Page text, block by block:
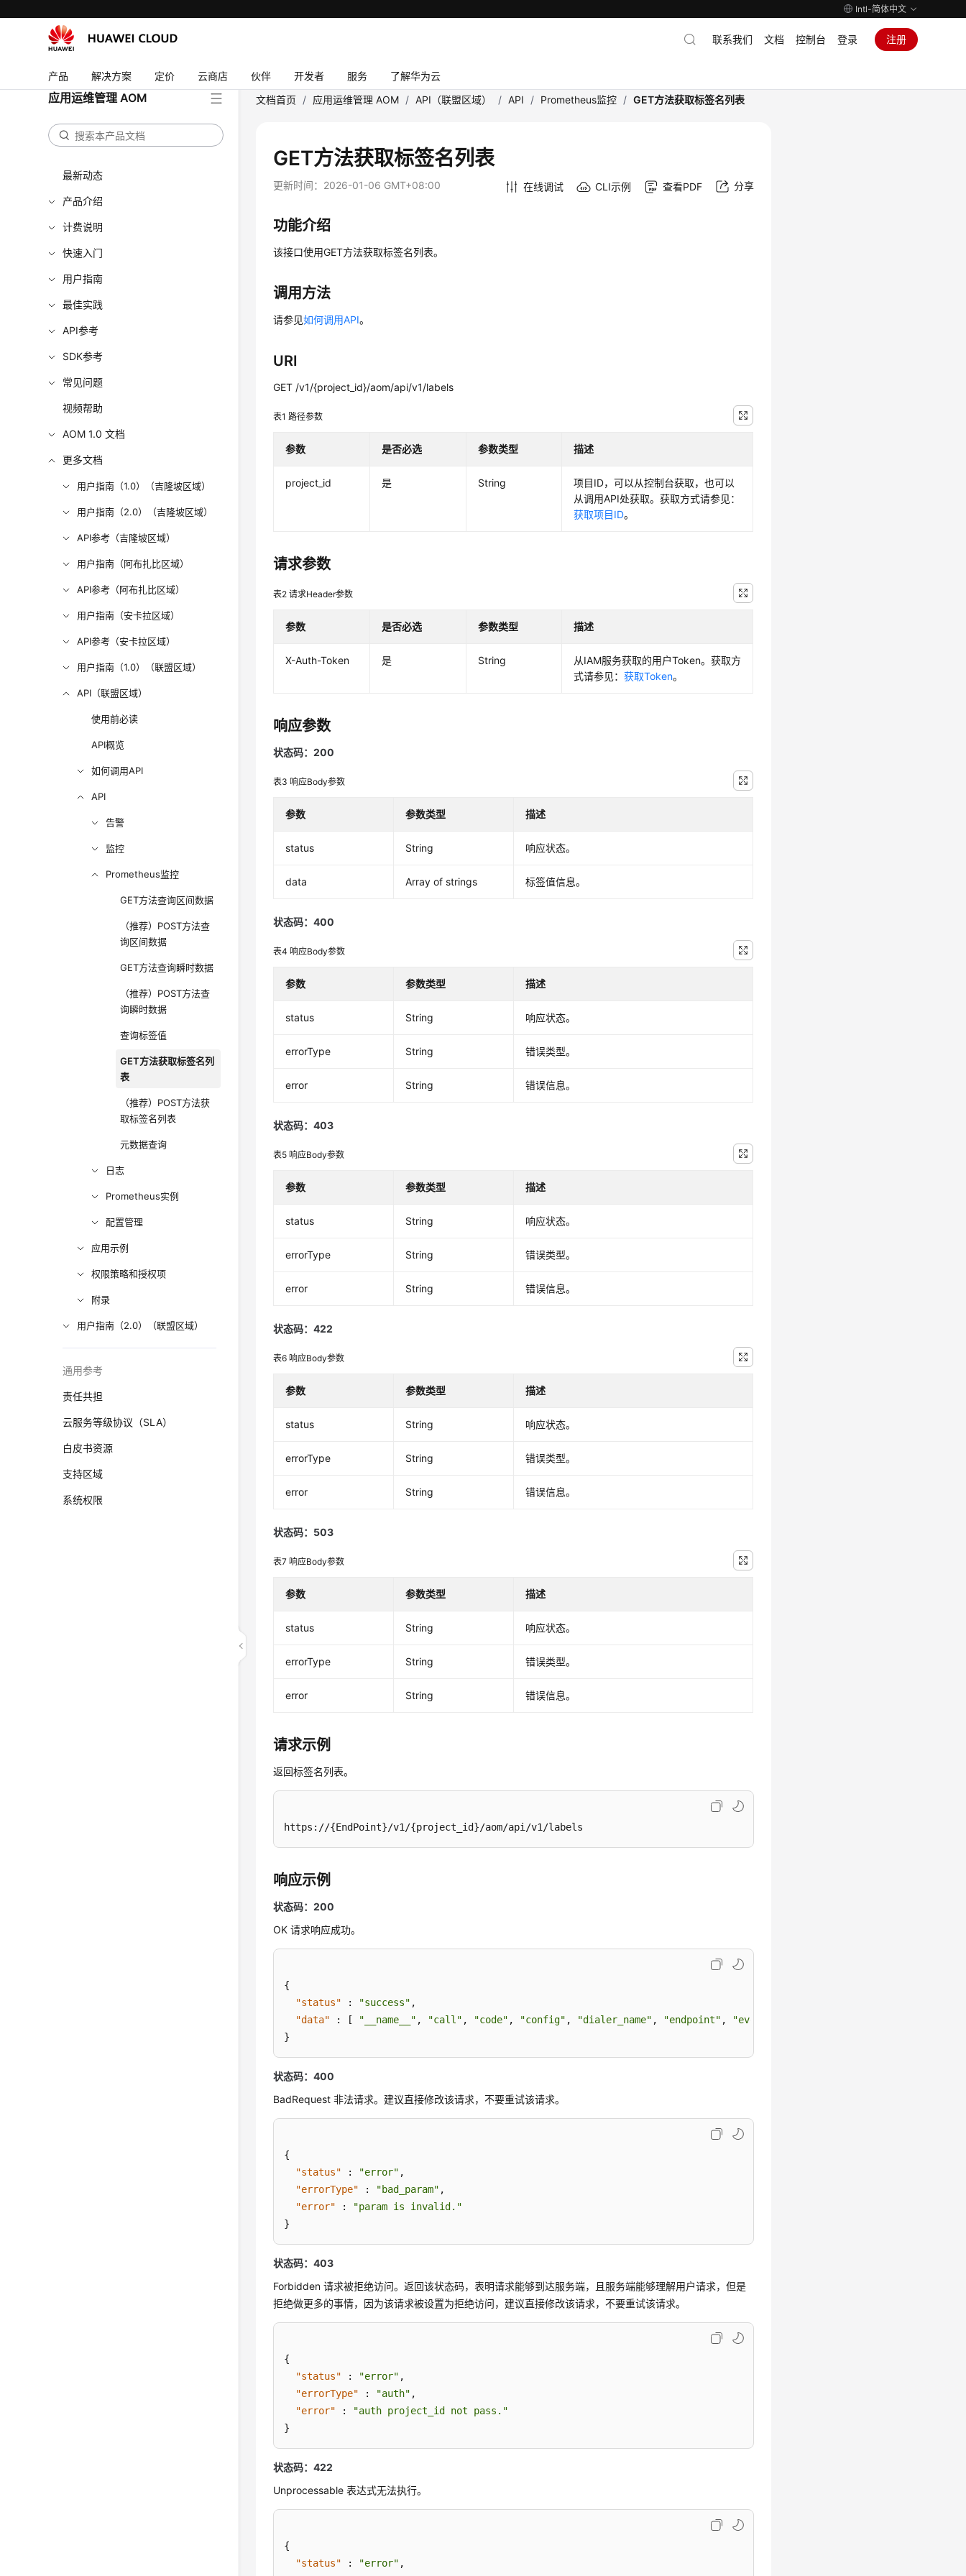
Intl-简体中文
产品 解决方案 定价 云商店 伙伴 开发者 服务 了解华为云
联系我们 文档 控制台 登录 注册
应用运维管理 AOM
最新动态
产品介绍
计费说明
快速入门
用户指南
最佳实践
API参考
SDK参考
常见问题
视频帮助
AOM 1.0 文档
更多文档
用户指南（1.0）（吉隆坡区域）
用户指南（2.0）（吉隆坡区域）
API参考（吉隆坡区域）
用户指南（阿布扎比区域）
API参考（阿布扎比区域）
用户指南（安卡拉区域）
API参考（安卡拉区域）
用户指南（1.0）（联盟区域）
API（联盟区域）
使用前必读
API概览
如何调用API
API
告警
监控
Prometheus监控
GET方法查询区间数据
（推荐）POST方法查
询区间数据
GET方法查询瞬时数据
（推荐）POST方法查
询瞬时数据
查询标签值
GET方法获取标签名列
表
（推荐）POST方法获
取标签名列表
元数据查询
日志
Prometheus实例
配置管理
应用示例
权限策略和授权项
附录
用户指南（2.0）（联盟区域）
通用参考
责任共担
云服务等级协议（SLA）
白皮书资源
支持区域
系统权限
文档首页 / 应用运维管理 AOM / API（联盟区域） / API / Prometheus监控 / GET方法获取标签名列表
GET方法获取标签名列表
更新时间： 2026-01-06 GMT+08:00 在线调试 CLI示例 查看PDF 分享
功能介绍
该接口使用GET方法获取标签名列表。
调用方法
请参见如何调用API。
URI
GET /v1/{project_id}/aom/api/v1/labels
表1路径参数
参数 是否必选 参数类型 描述
project_id 是 String
项目ID，可以从控制台获取，也可以
从调用API处获取。获取方式请参见：
获取项目ID。
请求参数
表2请求Header参数
参数 是否必选 参数类型 描述
X-Auth-Token 是 String
从IAM服务获取的用户Token。获取方
式请参见：获取Token。
响应参数
状态码：200
表3响应Body参数
参数 参数类型 描述
status String 响应状态。
data Array of strings 标签值信息。
状态码：400
表4响应Body参数
参数 参数类型 描述
status String 响应状态。
errorType String 错误类型。
error String 错误信息。
状态码：403
表5响应Body参数
参数 参数类型 描述
status String 响应状态。
errorType String 错误类型。
error String 错误信息。
状态码：422
表6响应Body参数
参数 参数类型 描述
status String 响应状态。
errorType String 错误类型。
error String 错误信息。
状态码：503
表7响应Body参数
参数 参数类型 描述
status String 响应状态。
errorType String 错误类型。
error String 错误信息。
请求示例
返回标签名列表。
https://{EndPoint}/v1/{project_id}/aom/api/v1/labels
响应示例
状态码：200
OK 请求响应成功。
{
"status"
: "success" ,
"data"
: [ "__name__" , "call" , "code" , "config" , "dialer_name" , "endpoint" , "event"
}
状态码：400
BadRequest 非法请求。建议直接修改该请求，不要重试该请求。
{
"status"
: "error" ,
"errorType"
: "bad_param" ,
"error"
:
"param is invalid."
}
状态码：403
Forbidden 请求被拒绝访问。返回该状态码，表明请求能够到达服务端，且服务端能够理解用户请求，但是
拒绝做更多的事情，因为该请求被设置为拒绝访问，建议直接修改该请求，不要重试该请求。
{
"status"
: "error" ,
"errorType"
: "auth" ,
"error"
:
"auth project_id not pass."
}
状态码：422
Unprocessable 表达式无法执行。
{
"status"
: "error" ,